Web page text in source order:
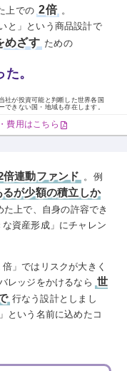
上での 2倍 。
と」という商品設計で
めざす ための
。
社が投資可能と判断した世界各国
きない国・地域も存在します。
費用はこちら
連動ファンド
。例
るが少額の積立しか
上で、自身の許容でき
資産形成」にチャレン
」ではリスクが大きく
レッジをかけるなら 世
行なう設計としまし
という名前に込めたコ